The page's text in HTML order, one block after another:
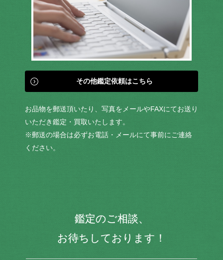
その他鑑定依頼はこちら
お品物を郵送頂いたり、写真をメールやFAXにてお送り
いただき鑑定・買取いたします。
※郵送の場合は必ずお電話・メールにて事前にご連絡
ください。
鑑定のご相談、
お待ちしております！